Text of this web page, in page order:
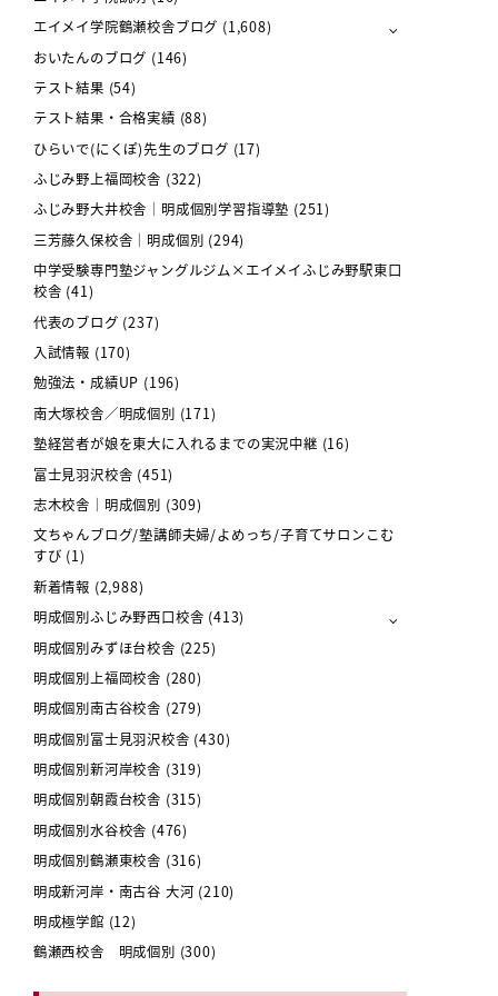
エイメイ学院鶴瀬校舎ブログ (1,608)
おいたんのブログ (146)
テスト結果 (54)
テスト結果・合格実績 (88)
ひらいで(にくぽ)先生のブログ (17)
ふじみ野上福岡校舎 (322)
ふじみ野大井校舎｜明成個別学習指導塾 (251)
三芳藤久保校舎｜明成個別 (294)
中学受験専門塾ジャングルジム×エイメイふじみ野駅東口
校舎 (41)
代表のブログ (237)
入試情報 (170)
勉強法・成績UP (196)
南大塚校舎／明成個別 (171)
塾経営者が娘を東大に入れるまでの実況中継 (16)
富士見羽沢校舎 (451)
志木校舎｜明成個別 (309)
文ちゃんブログ/塾講師夫婦/よめっち/子育てサロンこむ
すび (1)
新着情報 (2,988)
明成個別ふじみ野西口校舎 (413)
明成個別みずほ台校舎 (225)
明成個別上福岡校舎 (280)
明成個別南古谷校舎 (279)
明成個別富士見羽沢校舎 (430)
明成個別新河岸校舎 (319)
明成個別朝霞台校舎 (315)
明成個別水谷校舎 (476)
明成個別鶴瀬東校舎 (316)
明成新河岸・南古谷 大河 (210)
明成極学館 (12)
鶴瀬西校舎 明成個別 (300)